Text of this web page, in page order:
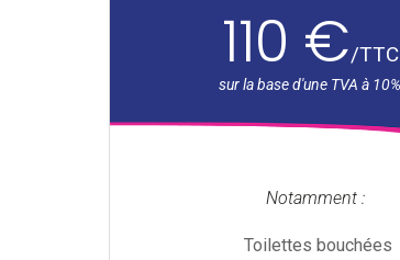
110 €/TTC
Notamment :
Toilettes bouchées